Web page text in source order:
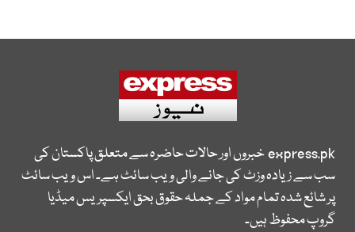
express.pkخبروں اور حالات حاضرہ سے متعلق پاکستان کی
سب سے زیادہ وزٹ کی جانے والی ویب سائٹ ہے۔ اس ویب سائٹ
پر شائع شدہ تمام مواد کے جملہ حقوق بحق ایکسپریس میڈیا
گروپ محفوظ ہیں۔